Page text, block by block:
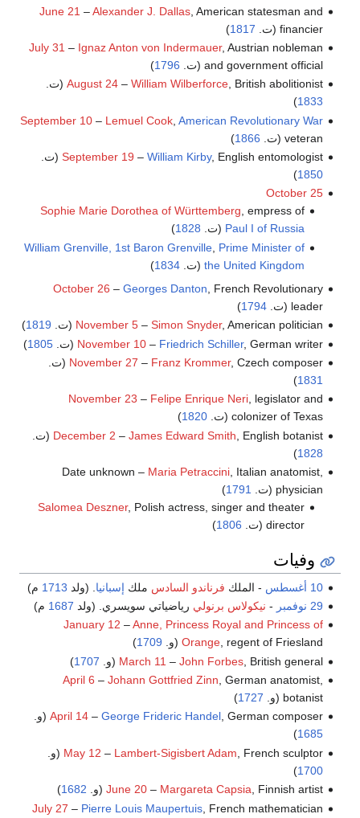
June 21 –Alexander J. Dallas, American statesman and
financier (ت.
1817
)
July 31 – Ignaz Anton von Indermauer, Austrian nobleman
and government official (ت.
1796
)
August 24– William Wilberforce, British abolitionist (ت.
1833
)
September 10– Lemuel Cook, American Revolutionary War
veteran (ت.
1866
)
September 19 – William Kirby, English entomologist (ت.
1850
)
October 25
Sophie Marie Dorothea of Württemberg, empress of
Paul I of Russia (ت. 1828
)
William Grenville, 1st Baron Grenville Prime Minister of
the United Kingdom(ت. 1834
)
October 26 – Georges Danton , French Revolutionary
leader (ت.
1794
)
November 5– Simon Snyder, American politician (ت. 1819
)
November 10– Friedrich Schiller, German writer (ت. 1805
)
November 27 – Franz Krommer, Czech composer (ت.
1831
)
November 23 – Felipe Enrique Neri, legislator and
colonizer of Texas (ت.
1820
)
December 2 – James Edward Smith , English botanist (ت.
1828
)
Date unknown – Maria Petraccini, Italian anatomist,
physician (ت.
1791
)
Salomea Deszner, Polish actress, singer and theater
director (ت.
1806
)
وفيات
10 أغسطس - الملك فرناندو السادس ملك إسبانيا . (ولد 1713 م)
29 نوفمبر
- نيكولاس برنولي رياضياتي سويسري. (ولد 1687 م)
January 12 –Anne, Princess Royal and Princess of
Orange, regent of Friesland (و. 1709
)
March 11 – John Forbes, British general (و. 1707
)
April 6 – Johann Gottfried Zinn , German anatomist,
botanist (و.
1727
)
April 14– George Frideric Handel, German composer (و.
1685
)
May 12 – Lambert-Sigisbert Adam , French sculptor (و.
1700
)
June 20– Margareta Capsia, Finnish artist (و. 1682
)
July 27 – Pierre Louis Maupertuis, French mathematician